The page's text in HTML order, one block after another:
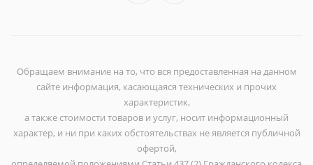
Обращаем внимание на то, что вся предоставленная на данном
сайте информация, касающаяся технических и прочих
характеристик,
а также стоимости товаров и услуг, носит информационный
характер, и ни при каких обстоятельствах не является публичной
офертой,